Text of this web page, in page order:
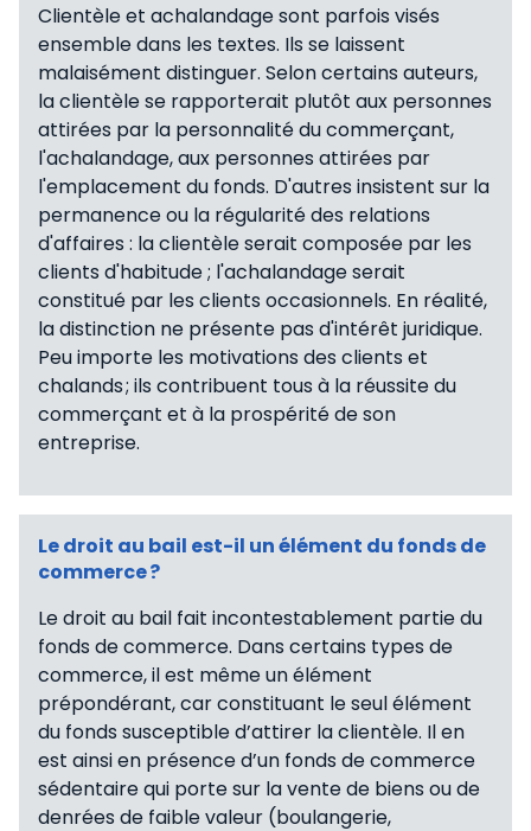
Clientèle et achalandage sont parfois visés
ensemble dans les textes. Ils se laissent
malaisément distinguer. Selon certains auteurs,
la clientèle se rapporterait plutôt aux personnes
attirées par la personnalité du commerçant,
l'achalandage, aux personnes attirées par
l'emplacement du fonds. D'autres insistent sur la
permanence ou la régularité des relations
d'affaires : la clientèle serait composée par les
clients d'habitude ; l'achalandage serait
constitué par les clients occasionnels. En réalité,
la distinction ne présente pas d'intérêt juridique.
Peu importe les motivations des clients et
chalands ; ils contribuent tous à la réussite du
commerçant et à la prospérité de son
entreprise.
Le droit au bail est-il un élément du fonds de
commerce ?
Le droit au bail fait incontestablement partie du
fonds de commerce. Dans certains types de
commerce, il est même un élément
prépondérant, car constituant le seul élément
du fonds susceptible d’attirer la clientèle. Il en
est ainsi en présence d’un fonds de commerce
sédentaire qui porte sur la vente de biens ou de
denrées de faible valeur (boulangerie,